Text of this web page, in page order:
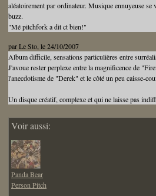
aléatoirement par ordinateur. Musique ennuyeuse
buzz.
"Mé pitchfork a dit ct bien!"
parLe Sto , le 24/10/2007
Album difficile, sensations particulières entre
J'avoue rester perplexe entre la magnificence de
l'anecdotisme de "Derek" et le côté un peu caisse-
Un disque créatif, complexe et qui ne laisse pas
Voir aussi:
Panda Bear
Person Pitch